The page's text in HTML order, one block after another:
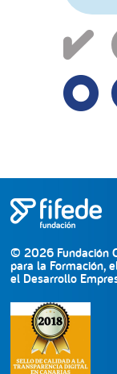
© 2026 Fundación
para la Formación,
el Desarrollo